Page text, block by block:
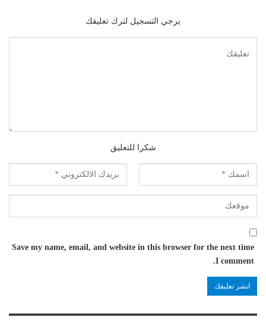
يرجي التسجيل لترك تعليقك
شكرا للتعليق
Save my name, email, and website in this browser for the next time
I comment.